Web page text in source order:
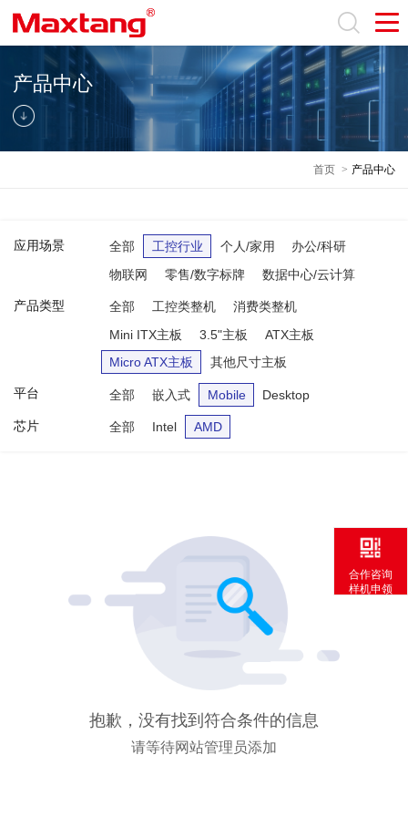
产品中心
首页 > 产品中心
应用场景 全部 工控行业 个人/家用
办公/科研
物联网
零售/数字标牌 数据中心/云计算
产品类型 全部 工控类整机
消费类整机
Mini ITX主板
3.5"主板
ATX主板
Micro ATX主板
其他尺寸主板
平台 全部 嵌入式 Mobile Desktop
芯片 全部 Intel AMD
抱歉，没有找到符合条件的信息
请等待网站管理员添加
合作咨询
样机申领